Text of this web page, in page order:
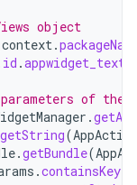
object
context.
id .appwidget_text
of
.
getString(
.getBundle(
.containsKey